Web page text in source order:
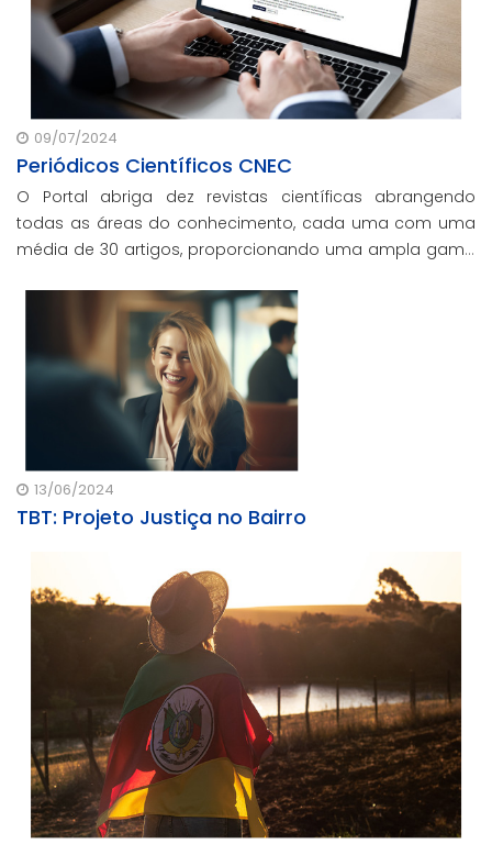
09/07/2024
Periódicos Científicos CNEC
O Portal abriga dez revistas científicas abrangendo
todas as áreas do conhecimento, cada uma com uma
média de 30 artigos, proporcionando uma ampla gama
impulsionam o avanço nas diversas áreas do saber.
13/06/2024
TBT: Projeto Justiça no Bairro